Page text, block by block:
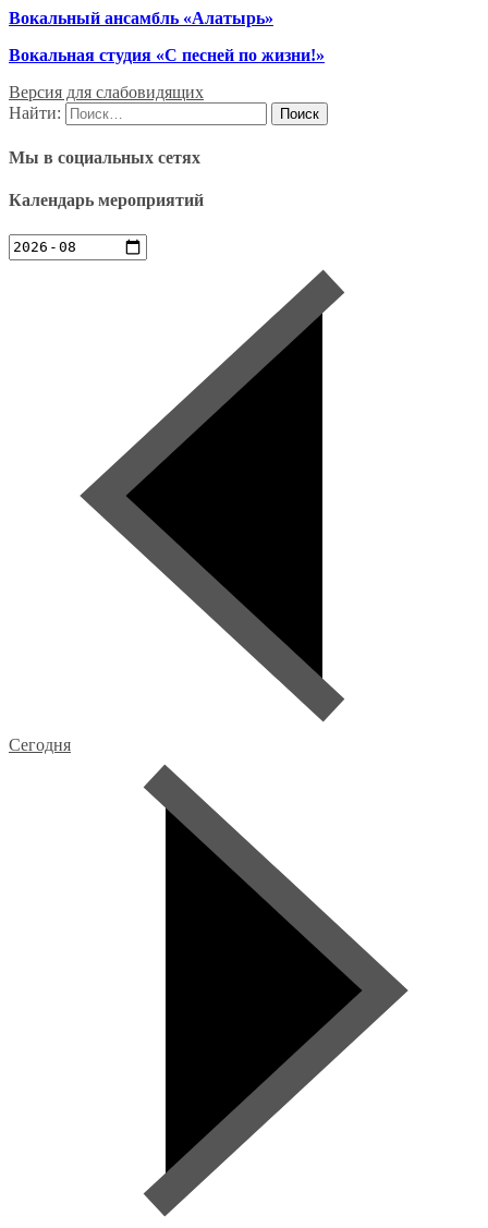
Вокальный ансамбль «Алатырь»
Вокальная студия «С песней по жизни!»
Версия для слабовидящих
Найти:
Мы в социальных сетях
Календарь мероприятий
Сегодня